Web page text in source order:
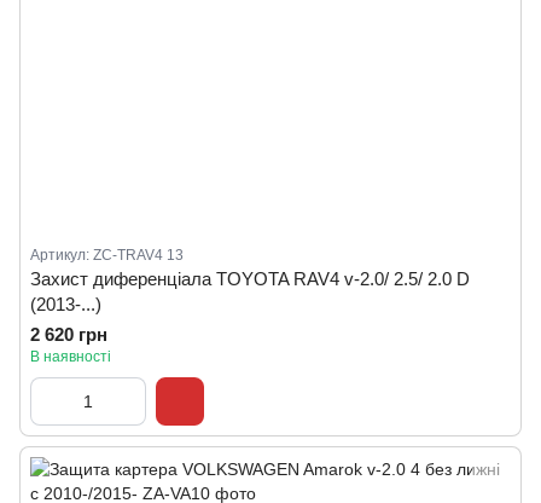
Артикул: ZC-TRAV4 13
Захист диференціала TOYOTA RAV4 v-2.0/ 2.5/ 2.0 D
(2013-...)
2 620 грн
В наявності